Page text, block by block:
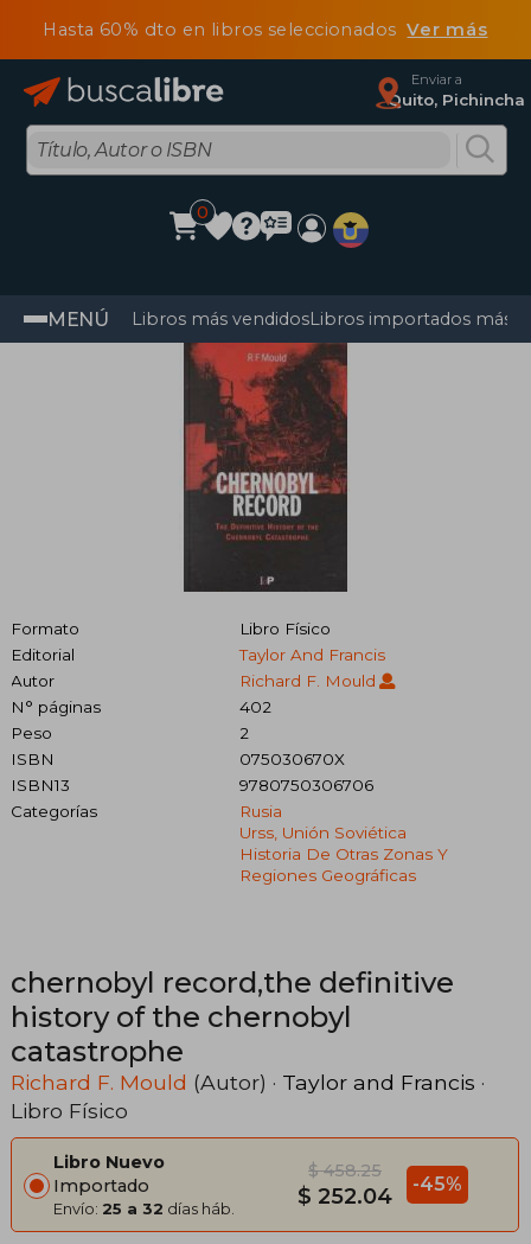
Hasta 60% dto en libros seleccionadosVer más
Enviar a
Quito, Pichincha
0
MENÚ Libros más vendidosLibros importados más
Formato
Libro Físico
Editorial
Taylor And Francis
Autor
Richard F. Mould
N° páginas
402
Peso
2
ISBN
075030670X
ISBN13
9780750306706
Categorías
Rusia
Urss, Unión Soviética
Historia De Otras Zonas Y
Regiones Geográficas
chernobyl record,the definitive
history of the chernobyl
catastrophe
Richard F. Mould (Autor) · Taylor and Francis ·
Libro Físico
Libro Nuevo
Importado
Envío: 25 a 32 días háb.
$ 458.25
$ 252.04 -45%